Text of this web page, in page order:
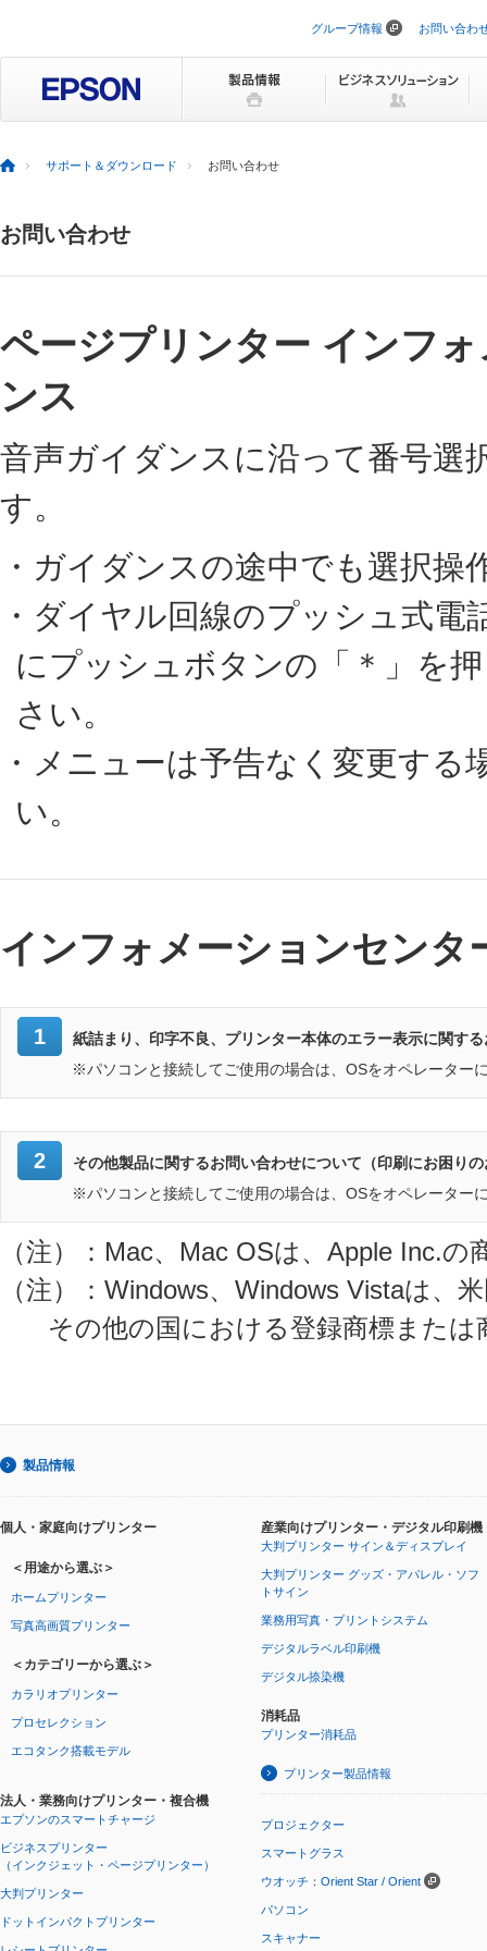
ビ
ョ
グループ情報 お問い合わ
サポート＆ダウンロード お問い合わせ
お問い合わせ
ページプリンター インフ
ンス
音声ガイダンスに沿って番号選
す。
・ガイダンスの途中でも選択操
・ダイヤル回線のプッシュ式
にプッシュボタンの「＊」を
さい。
・メニューは予告なく変更す
い。
インフォメーションセンタ
1
紙詰まり、印字不良、プリンター本体のエラー表示に関す
※パソコンと接続してご使用の場合は、OSをオペレーター
2
その他製品に関するお問い合わせについて（印刷にお困り
※パソコンと接続してご使用の場合は、OSをオペレーター
（注）：Mac、Mac OSは、Apple Inc.の
（注）：Windows、Windows Vistaは、
その他の国における登録商標または
製品情報
個人・家庭向けプリンター
＜用途から選ぶ＞
ホームプリンター
写真高画質プリンター
＜カテゴリーから選ぶ＞
カラリオプリンター
プロセレクション
エコタンク搭載モデル
法人・業務向けプリンター・複合機
エプソンのスマートチャージ
ビジネスプリンター
（インクジェット・ページプリンター）
大判プリンター
ドットインパクトプリンター
産業向けプリンター・デジタル印刷機
大判プリンター サイン＆ディスプレイ
大判プリンター グッズ・アパレル・ソフ
トサイン
業務用写真・プリントシステム
デジタルラベル印刷機
デジタル捺染機
消耗品
プリンター消耗品
プリンター製品情報
プロジェクター
スマートグラス
ウオッチ：Orient Star / Orient
パソコン
スキャナー